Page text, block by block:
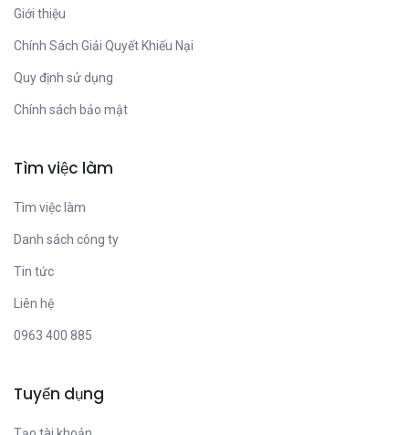
Giới thiệu
Chính Sách Giải Quyết Khiếu Nại
Quy định sử dụng
Chính sách bảo mật
Tìm việc làm
Tìm việc làm
Danh sách công ty
Tin tức
Liên hệ
0963 400 885
Tuyển dụng